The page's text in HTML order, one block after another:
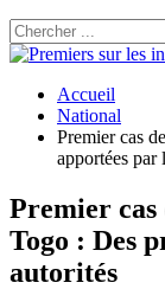
Accueil
National
Premier cas
apportées par
Premier cas
Togo : Des
autorités